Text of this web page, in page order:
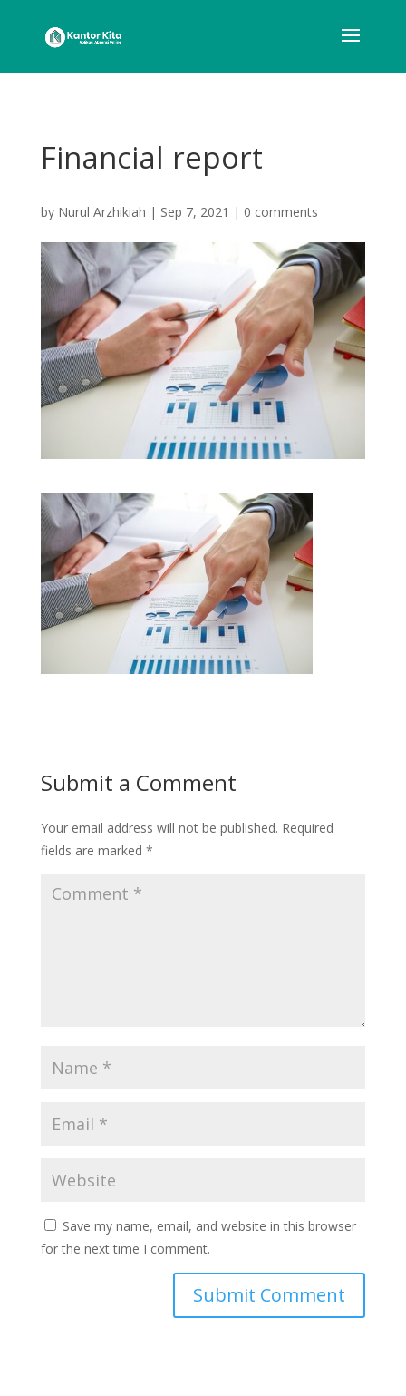
Financial report
by Nurul Arzhikiah | Sep 7, 2021 | 0 comments
Submit a Comment
Your email address will not be published. Required
fields are marked *
Save my name, email, and website in this browser
for the next time I comment.